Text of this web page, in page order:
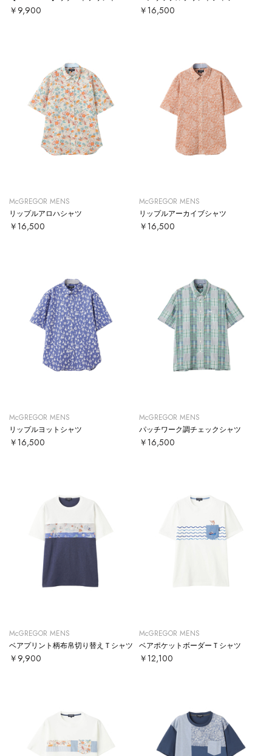
￥9,900 ￥16,500
McGREGOR MENS
リップルアロハシャツ
￥16,500
McGREGOR MENS
リップルアーカイブシャツ
￥16,500
McGREGOR MENS
リップルヨットシャツ
￥16,500
McGREGOR MENS
パッチワーク調チェックシャツ
￥16,500
McGREGOR MENS
ベアプリント柄布帛切り替えＴシャツ
￥9,900
McGREGOR MENS
ベアポケットボーダーＴシャツ
￥12,100